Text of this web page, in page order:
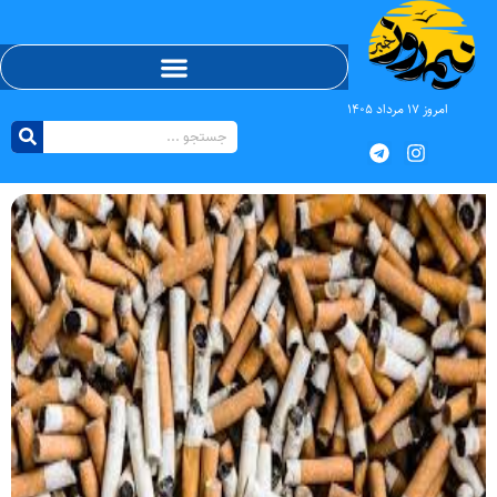
امروز ۱۷ مرداد ۱۴۰۵